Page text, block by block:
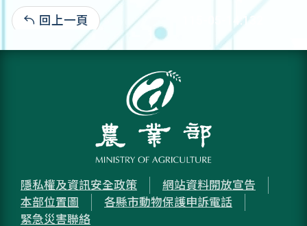
回上一頁 115-05-14:132
隱私權及資訊安全政策
網站資料開放宣告
本部位置圖
各縣市動物保護申訴電話
緊急災害聯絡